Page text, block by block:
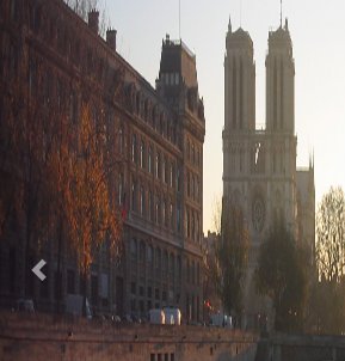
Previous